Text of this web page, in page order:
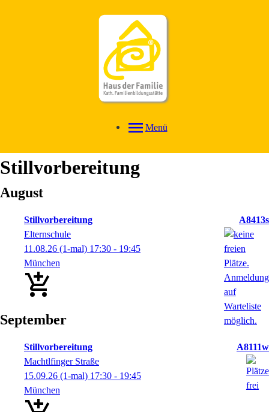
Menü
Stillvorbereitung
August
Stillvorbereitung
A8413s
Elternschule
11.08.26 (1-mal) 17:30 - 19:45
München
September
Stillvorbereitung
A8111w
Machtlfinger Straße
15.09.26 (1-mal) 17:30 - 19:45
München